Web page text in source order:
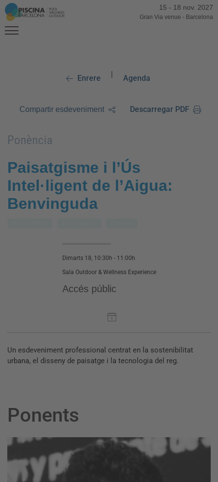
15 - 18 nov. 2027
Gran Via venue - Barcelona
Enrere | Agenda
Compartir esdeveniment Descarregar PDF
Ponència
Paisatgisme i l’Ús
Intel·ligent de l’Aigua:
Benvinguda
Dimarts 18, 10:30h - 11:00h
Sala Outdoor & Wellness Experience
Accés públic
Un esdeveniment professional centrat en la sostenibilitat
urbana, el disseny de paisatge i la tecnologia del reg.
Ponents